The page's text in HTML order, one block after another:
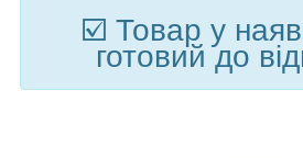
☑️ Товар у
готовий до